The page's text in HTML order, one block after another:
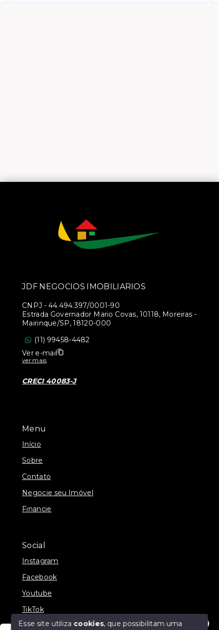
Menu
Início
Sobre
Contato
Negocie seu Imóvel
Financie
Social
Instagram
Facebook
Youtube
TikTok
JDF NEGOCIOS IMOBILIARIOS
CNPJ - 44.494.397/0001-90
Estrada Governador Mario Covas, 10118, Moreiras -
Mairinque/SP, 18120-000
(11) 99458-4482
Ver e-mail
ver mais
CRECI 40083-J
Esse site utiliza cookies, que possibilitam uma